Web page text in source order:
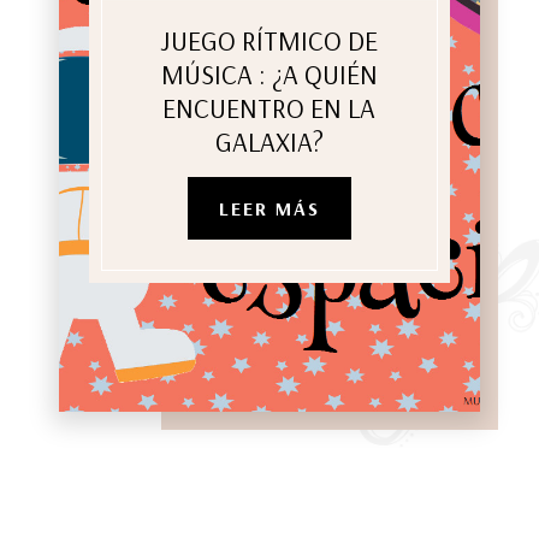
JUEGO RÍTMICO DE
MÚSICA : ¿A QUIÉN
ENCUENTRO EN LA
GALAXIA?
LEER MÁS